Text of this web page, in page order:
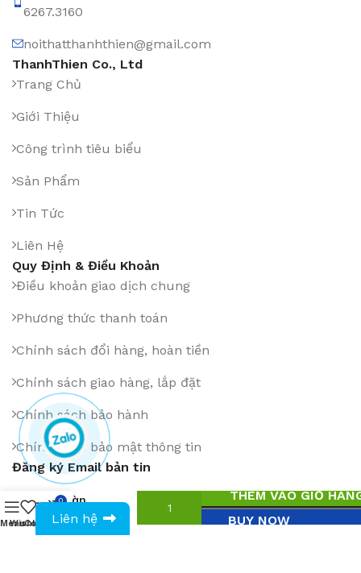
6267.3160
noithatthanhthien@gmail.com
ThanhThien Co., Ltd
Trang Chủ
Giới Thiệu
Công trình tiêu biểu
Sản Phẩm
Tin Tức
Liên Hệ
Quy Định & Điều Khoản
Điều khoản giao dịch chung
Phương thức thanh toán
Chính sách đổi hàng, hoàn tiền
Chính sách giao hàng, lắp đặt
Chính sách bảo hành
Chính sách bảo mật thông tin
Đăng ký Email bản tin
Cài App trên:
Chân
bàn
cafe
₫
THÊM VÀO GIỎ
BUY NOW
Menu
WishlistCompare
0
Cart
Liên hệ
0943594386